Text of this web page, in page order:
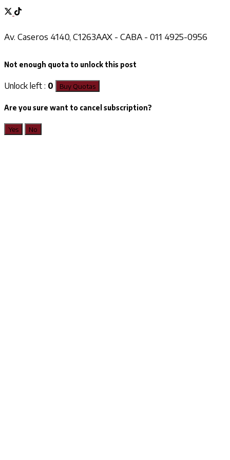
Av. Caseros 4140, C1263AAX - CABA - 011 4925-0956
Not enough quota to unlock this post
Unlock left : 0 Buy Quotas
Are you sure want to cancel subscription?
Yes No